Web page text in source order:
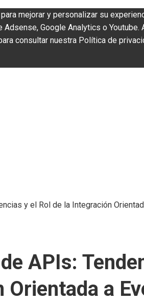
mejorar y personalizar su
Google Analytics o
consultar nuestra Política de
y el Rol de la Integración
APIs:
Orientada a